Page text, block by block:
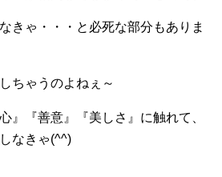
きゃ・・・と必死な部分もありま
ちゃうのよねぇ～
』『善意』『美しさ』に触れて、
なきゃ(^^)